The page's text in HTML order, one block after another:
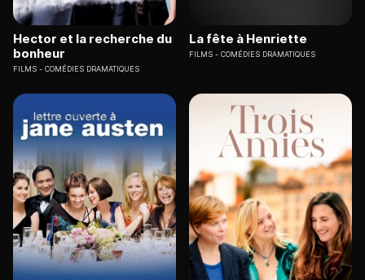
Hector et la recherche du
bonheur
FILMS COMÉDIES DRAMATIQUES
La fête à Henriette
FILMS COMÉDIES DRAMATIQUES